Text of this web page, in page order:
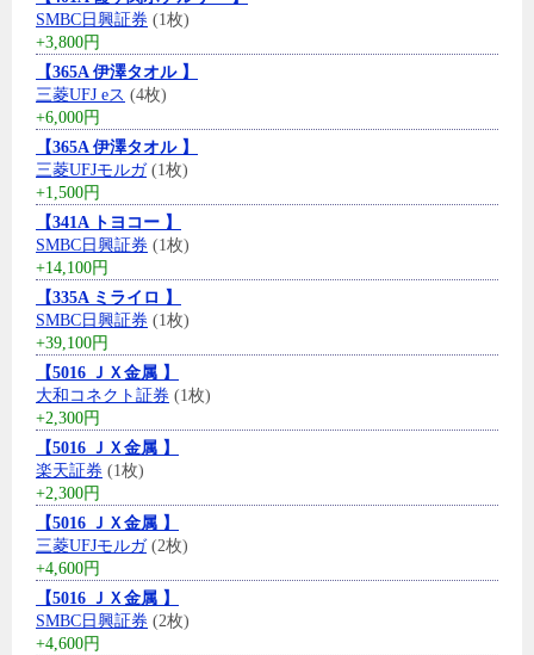
SMBC日興証券 (1枚)
+3,800円
【365A 伊澤タオル 】
三菱UFJ eス (4枚)
+6,000円
【365A 伊澤タオル 】
三菱UFJモルガ(1枚)
+1,500円
【341A トヨコー 】
SMBC日興証券 (1枚)
+14,100円
【335A ミライロ 】
SMBC日興証券 (1枚)
+39,100円
【5016 ＪＸ金属 】
大和コネクト証券 (1枚)
+2,300円
【5016 ＪＸ金属 】
楽天証券 (1枚)
+2,300円
【5016 ＪＸ金属 】
三菱UFJモルガ(2枚)
+4,600円
【5016 ＪＸ金属 】
SMBC日興証券 (2枚)
+4,600円